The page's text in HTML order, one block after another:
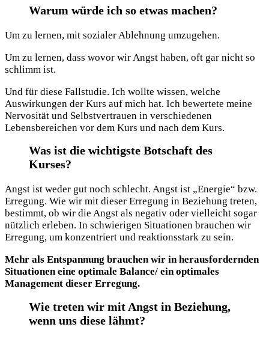
Warum würde ich so etwas machen?
Um zu lernen, mit sozialer Ablehnung umzugehen.
Um zu lernen, dass wovor wir Angst haben, oft gar nicht so
schlimm ist.
Und für diese Fallstudie. Ich wollte wissen, welche
Auswirkungen der Kurs auf mich hat. Ich bewertete meine
Nervosität und Selbstvertrauen in verschiedenen
Lebensbereichen vor dem Kurs und nach dem Kurs.
Was ist die wichtigste Botschaft des
Kurses?
Angst ist weder gut noch schlecht. Angst ist „Energie“ bzw.
Erregung. Wie wir mit dieser Erregung in Beziehung treten,
bestimmt, ob wir die Angst als negativ oder vielleicht sogar
nützlich erleben. In schwierigen Situationen brauchen wir
Erregung, um konzentriert und reaktionsstark zu sein.
Mehr als Entspannung brauchen wir in herausfordernden
Situationen eine optimale Balance/ ein optimales
Management dieser Erregung.
Wie treten wir mit Angst in Beziehung,
wenn uns diese lähmt?